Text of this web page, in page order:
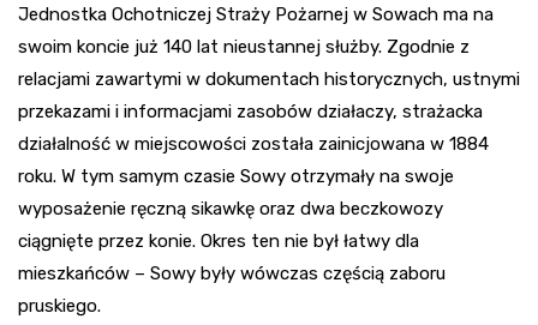
Jednostka Ochotniczej Straży Pożarnej w Sowach ma na
swoim koncie już 140 lat nieustannej służby. Zgodnie z
relacjami zawartymi w dokumentach historycznych, ustnymi
przekazami i informacjami zasobów działaczy, strażacka
działalność w miejscowości została zainicjowana w 1884
roku. W tym samym czasie Sowy otrzymały na swoje
wyposażenie ręczną sikawkę oraz dwa beczkowozy
ciągnięte przez konie. Okres ten nie był łatwy dla
mieszkańców – Sowy były wówczas częścią zaboru
pruskiego.